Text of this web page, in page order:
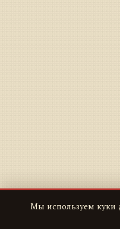
Мы используем куки